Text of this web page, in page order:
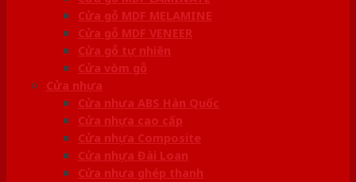
Cửa gỗ MDF MELAMINE
Cửa gỗ MDF VENEER
Cửa gỗ tự nhiên
Cửa vòm gỗ
Cửa nhựa
Cửa nhựa ABS Hàn Quốc
Cửa nhựa cao cấp
Cửa nhựa Composite
Cửa nhựa Đài Loan
Cửa nhựa ghép thanh